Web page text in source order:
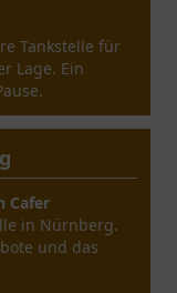
Tankstelle für
Lage. Ein
Cafer
in Nürnberg.
und das